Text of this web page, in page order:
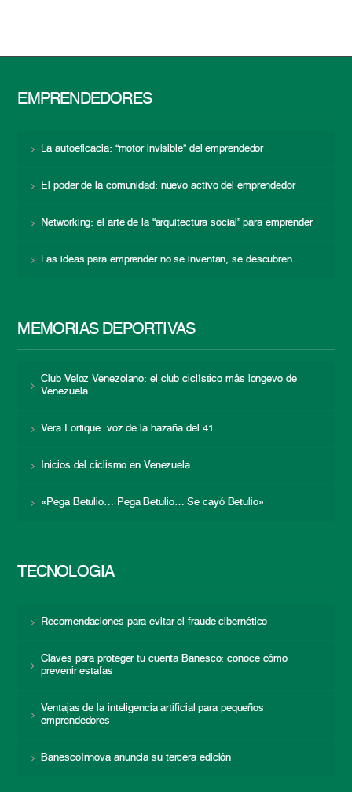
EMPRENDEDORES
La autoeficacia: “motor invisible” del emprendedor
El poder de la comunidad: nuevo activo del emprendedor
Networking: el arte de la “arquitectura social” para emprender
Las ideas para emprender no se inventan, se descubren
MEMORIAS DEPORTIVAS
Club Veloz Venezolano: el club ciclístico más longevo de
Venezuela
Vera Fortique: voz de la hazaña del 41
Inicios del ciclismo en Venezuela
«Pega Betulio… Pega Betulio… Se cayó Betulio»
TECNOLOGÍA
Recomendaciones para evitar el fraude cibernético
Claves para proteger tu cuenta Banesco: conoce cómo
prevenir estafas
Ventajas de la inteligencia artificial para pequeños
emprendedores
BanescoInnova anuncia su tercera edición